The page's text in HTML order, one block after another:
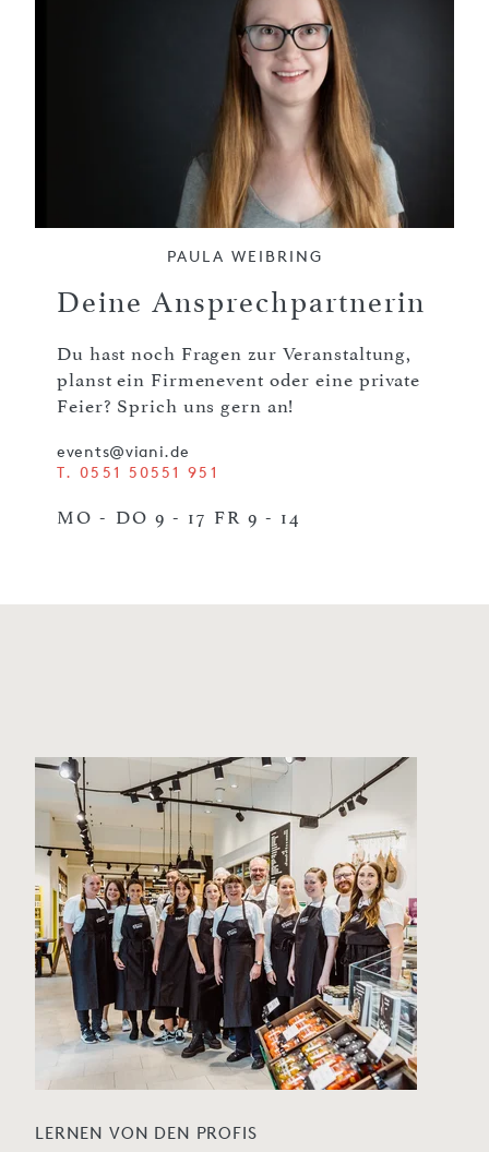
PAULA WEIBRING
Deine Ansprechpartnerin
Du hast noch Fragen zur Veranstaltung,
planst ein Firmenevent oder eine private
Feier? Sprich uns gern an!
events@viani.de
T. 0551 50551 951
MO - DO 9 - 17 FR 9 - 14
LERNEN VON DEN PROFIS